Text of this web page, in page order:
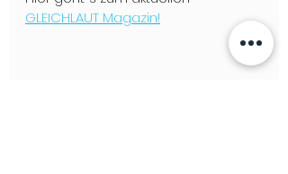
GLEICHLAUT Magazin!